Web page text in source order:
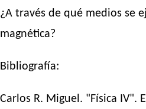
¿A través de qué medios se
magnética?
Bibliografía:
Carlos R. Miguel. "Física IV".